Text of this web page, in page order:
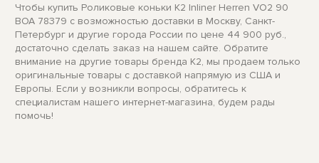
Чтобы купить Роликовые коньки K2 Inliner Herren VO2 90
BOA 78379 с возможностью доставки в Москву, Санкт-
Петербург и другие города России по цене 44 900 руб.,
достаточно сделать заказ на нашем сайте. Обратите
внимание на другие товары бренда K2, мы продаем только
оригинальные товары с доставкой напрямую из США и
Европы. Если у возникли вопросы, обратитесь к
специалистам нашего интернет-магазина, будем рады
помочь!